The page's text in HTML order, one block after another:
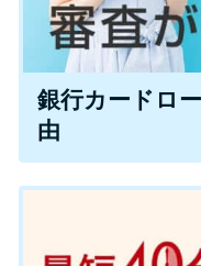
ソ
は
の
申
銀行カードロ
由